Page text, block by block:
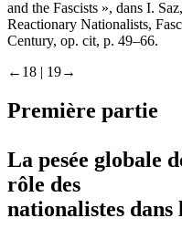
and the Fascists », dans I.
Reactionary Nationalists,
Century, op. cit, p. 49–66.
←18 | 19→
Première partie
La pesée globale
rôle des
nationalistes dans